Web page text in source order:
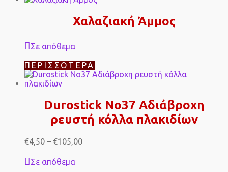
Χαλαζιακή Άμμος
Σε απόθεμα
ΠΕΡΙΣΣΌΤΕΡΑ
Durostick No37 Αδιάβροχη
ρευστή κόλλα πλακιδίων
€4,50 – €105,00Price
Σε απόθεμα